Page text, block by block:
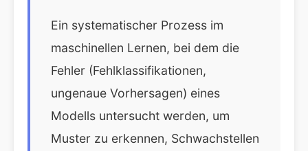
Ein systematischer Prozess im
maschinellen Lernen, bei dem die
Fehler (Fehlklassifikationen,
ungenaue Vorhersagen) eines
Modells untersucht werden, um
Muster zu erkennen, Schwachstellen